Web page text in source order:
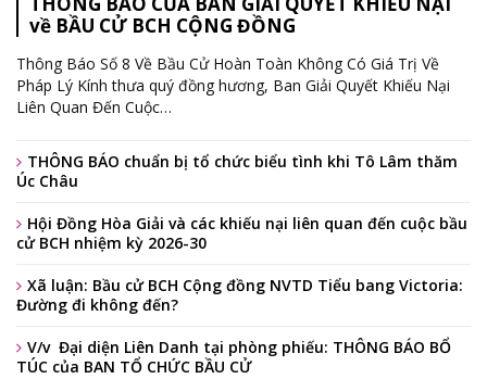
về BẦU CỬ BCH CỘNG ĐỒNG
Thông Báo Số 8 Về Bầu Cử Hoàn Toàn Không Có Giá Trị Về
Pháp Lý Kính thưa quý đồng hương, Ban Giải Quyết Khiếu Nại
Liên Quan Đến Cuộc…
THÔNG BÁO chuẩn bị tổ chức biểu tình khi Tô Lâm thăm
Úc Châu
Hội Đồng Hòa Giải và các khiếu nại liên quan đến cuộc bầu
cử BCH nhiệm kỳ 2026-30
Xã luận: Bầu cử BCH Cộng đồng NVTD Tiểu bang Victoria:
Đường đi không đến?
V/v Đại diện Liên Danh tại phòng phiếu: THÔNG BÁO BỔ
TÚC của BAN TỔ CHỨC BẦU CỬ